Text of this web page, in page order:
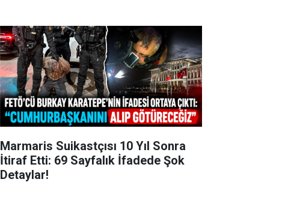
Marmaris Suikastçısı 10 Yıl Sonra
İtiraf Etti: 69 Sayfalık İfadede Şok
Detaylar!